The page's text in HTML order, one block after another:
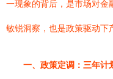
一现象的背后，是市场对金
敏锐洞察，也是政策驱动下
一、政策定调：三年计